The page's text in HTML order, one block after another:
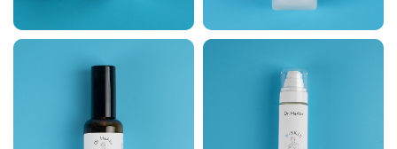
닥터힐러 W-스킨 부스터
150ml(올인원버블타입)
닥터힐러 안티폴루션 끈
적임 없는 선크림70ml
(SPF50+/PA+++)